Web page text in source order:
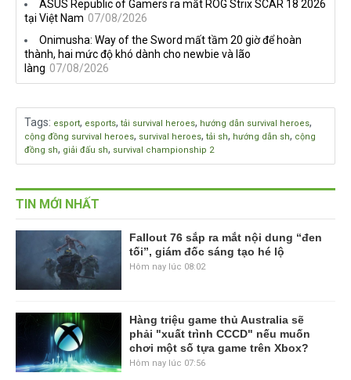
ASUS Republic of Gamers ra mắt ROG Strix SCAR 18 2026
tại Việt Nam 07/08/2026
Onimusha: Way of the Sword mất tầm 20 giờ để hoàn
thành, hai mức độ khó dành cho newbie và lão
làng 07/08/2026
Tags: esport, esports, tải survival heroes, hướng dẫn survival heroes,
cộng đồng survival heroes, survival heroes, tải sh, hướng dẫn sh, cộng
đồng sh, giải đấu sh, survival championship 2
TIN MỚI NHẤT
Fallout 76 sắp ra mắt nội dung “đen
tối”, giám đốc sáng tạo hé lộ
Hôm nay lúc 08:02
Hàng triệu game thủ Australia sẽ
phải "xuất trình CCCD" nếu muốn
chơi một số tựa game trên Xbox?
Hôm nay lúc 07:56